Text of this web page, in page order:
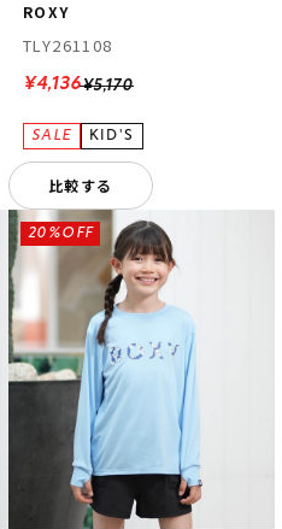
ROXY
TLY261108
¥5,170
¥4,136
比較する
20%OFF